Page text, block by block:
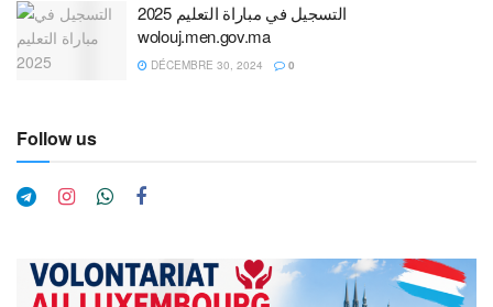
التسجيل في مباراة التعليم 2025
wolouj.men.gov.ma
DÉCEMBRE 30, 2024 0
Follow us